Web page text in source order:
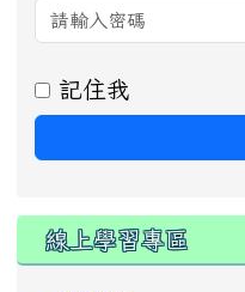
記住我
線上學習專區